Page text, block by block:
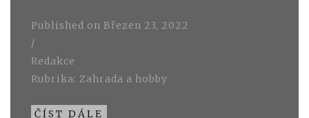
Published on Březen 23, 2022
/
Redakce
Rubrika: Zahrada a hobby
ČÍST DÁLE